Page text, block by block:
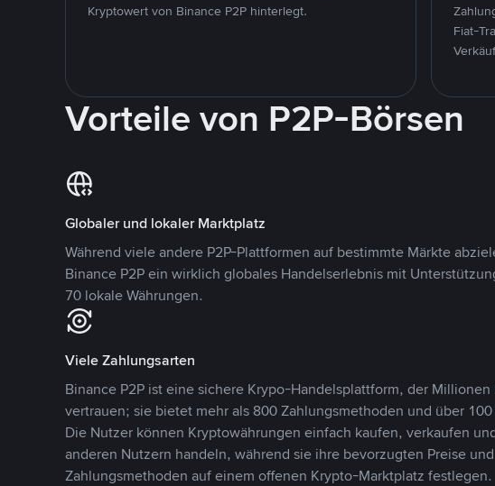
Kryptowert von Binance P2P hinterlegt.
Fiat-
Vorteile von P2P-Börsen
Globaler und lokaler Marktplatz
Während viele andere P2P-Plattformen auf bestimmte Märkte
Binance P2P ein wirklich globales Handelserlebnis mit
70 lokale Währungen.
Viele Zahlungsarten
Binance P2P ist eine sichere Krypo-Handelsplattform, der
vertrauen; sie bietet mehr als 800 Zahlungsmethoden und über
Die Nutzer können Kryptowährungen einfach kaufen, verkaufen
anderen Nutzern handeln, während sie ihre bevorzugten Preise und
Zahlungsmethoden auf einem offenen Krypto-Marktplatz festlegen.